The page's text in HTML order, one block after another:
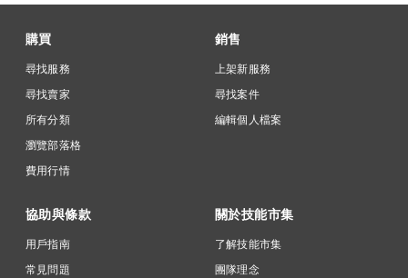
購買
尋找服務
尋找賣家
所有分類
瀏覽部落格
費用行情
銷售
上架新服務
尋找案件
編輯個人檔案
協助與條款
用戶指南
常見問題
關於技能市集
了解技能市集
團隊理念